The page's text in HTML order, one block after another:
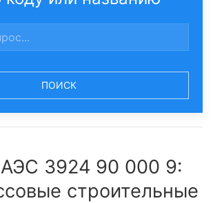
ПОИСК
3924 90 000 9:
строительные